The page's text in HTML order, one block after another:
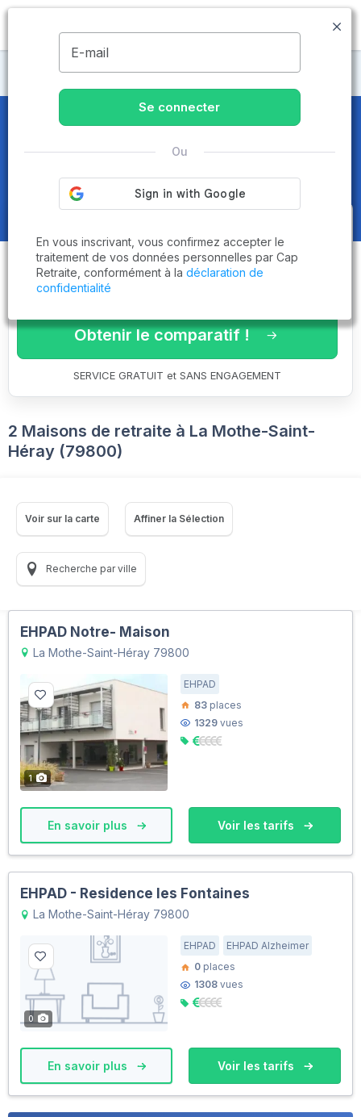
MENU
Maisons de retraite Deux-Sèvres
Maisons de retraite et EHPAD
La Mothe-Saint-Héray (79800)
Obtenez le
comparatif des
établissementsadaptés à vos
critères en 3 minutes !
Obtenir le comparatif !
SERVICE GRATUIT et SANS ENGAGEMENT
2 Maisons de retraite à La Mothe-Saint-
Héray (79800)
Voir sur la carte Affiner la Sélection
Recherche par ville
EHPAD Notre- Maison
La Mothe-Saint-Héray 79800
1
EHPAD
83 places
1329 vues
En savoir plus Voir les tarifs
EHPAD - Residence les Fontaines
La Mothe-Saint-Héray 79800
0
EHPAD
EHPAD Alzheimer
0 places
1308 vues
En savoir plus Voir les tarifs
E-mail
Se connecter
Ou
En vous inscrivant, vous confirmez accepter le
traitement de vos données personnelles par Cap
Retraite, conformément à la déclaration de
confidentialité